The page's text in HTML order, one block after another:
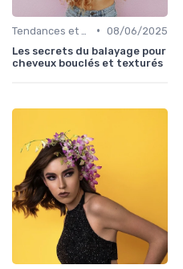
• 08/06/2025
Les secrets du balayage pour
cheveux bouclés et texturés